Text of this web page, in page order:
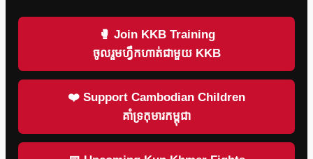
🥊 Join KKB Training
ចូលរួមហ្វឹកហាត់ជាមួយ KKB
❤️ Support Cambodian Children
គាំទ្រកុមារកម្ពុជា